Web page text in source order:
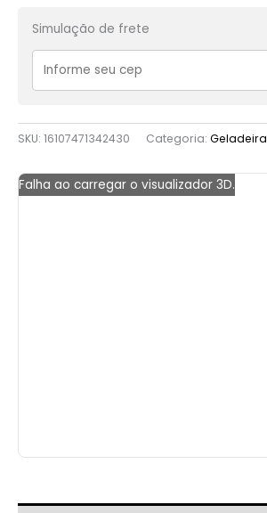
Simulação de frete
SKU: 16107471342430 Categoria: Geladeira
Falha ao carregar o visualizador 3D.